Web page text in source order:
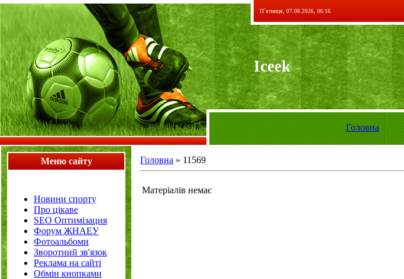
П`ятниця, 07.08.2026, 06:16
Iceek
Головна
Меню сайту
Новини спорту
Про цікаве
SEO Оптимізация
Форум ЖНАЕУ
Фотоальбоми
Зворотний зв'язок
Реклама на сайті
Обмін кнопками
Головна » 11569
Матеріалів немає